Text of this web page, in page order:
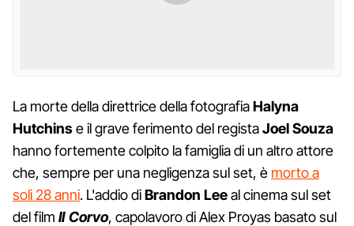
La morte della direttrice della fotografiaHalyna
Hutchinse il grave ferimento del registaJoel Souza
hanno fortemente colpito la famiglia di un altro attore
che, sempre per una negligenza sul set, è morto a
soli 28 anni. L'addio diBrandon Leeal cinema sul set
del film Il Corvo, capolavoro di Alex Proyas basato sul